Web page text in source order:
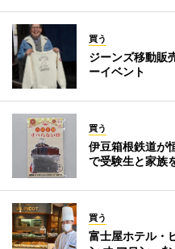
買う
ジーンズ移動販
ーイベント
買う
伊豆箱根鉄道が
で受験生と家族
買う
富士屋ホテル・